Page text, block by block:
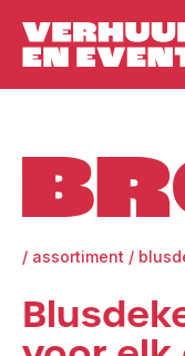
/ assortiment /